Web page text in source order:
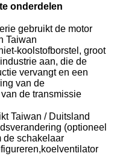
onderdelen
gebruikt de motor
Taiwan
koolstofborstel, groot
aan, die de
vervangt en een
van de
de transmissie
Taiwan / Duitsland
(optioneel
de schakelaar